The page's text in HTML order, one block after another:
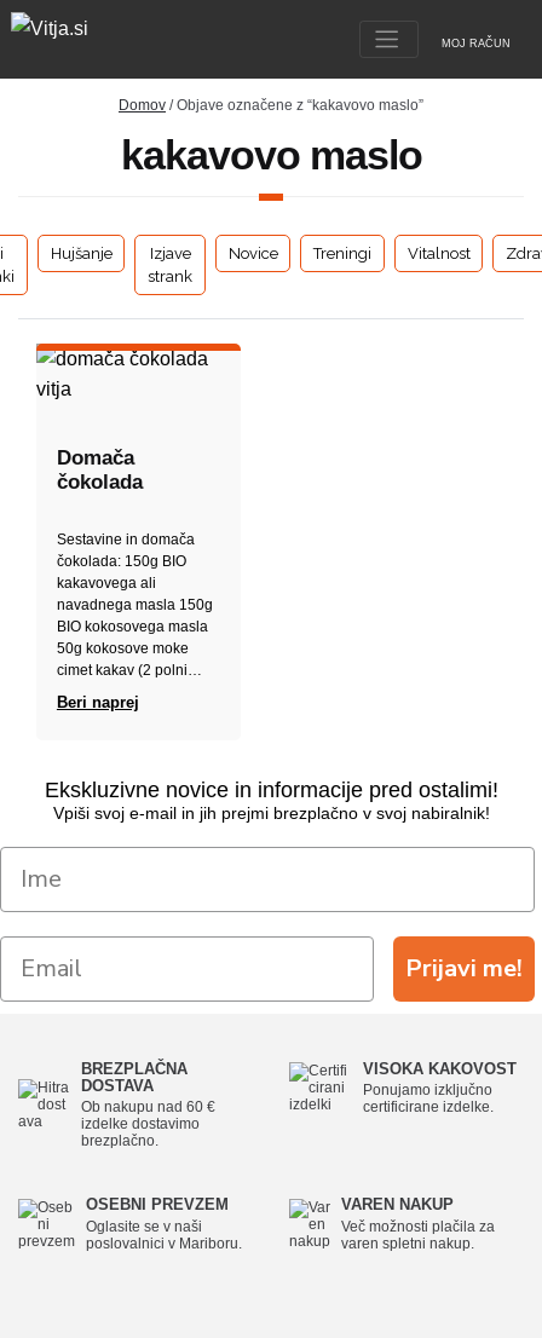
MOJ RAČUN
Domov / Objave označene z “kakavovo maslo”
kakavovo maslo
Hujšanje
Izjave
strank
Novice Treningi Vitalnost
Domača
čokolada
Sestavine in domača
čokolada: 150g BIO
kakavovega ali
navadnega masla 150g
BIO kokosovega masla
50g kokosove moke
cimet kakav (2 polni…
Beri naprej
Ekskluzivne novice in informacije pred ostalimi!
Vpiši svoj e-mail in jih prejmi brezplačno v svoj nabiralnik!
Prijavi me!
BREZPLAČNA
DOSTAVA
Ob nakupu nad 60 €
izdelke dostavimo
brezplačno.
VISOKA KAKOVOST
Ponujamo izključno
certificirane izdelke.
OSEBNI PREVZEM
Oglasite se v naši
poslovalnici v Mariboru.
VAREN NAKUP
Več možnosti plačila za
varen spletni nakup.